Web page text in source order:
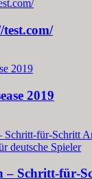
2019
–